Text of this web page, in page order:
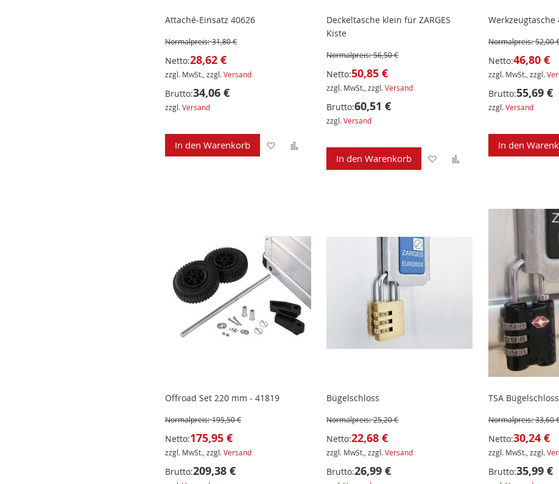
Attaché-Einsatz 40626
Normalpreis: 31,80 €
Netto:28,62 €
zzgl. MwSt., zzgl.Versand
Brutto:34,06 €
zzgl.Versand
In den Warenkorb
Zur
Vergleichsliste
Deckeltasche klein für ZARGES
Kiste
Normalpreis: 56,50 €
Netto:50,85 €
zzgl. MwSt., zzgl.Versand
Brutto:60,51 €
zzgl.Versand
In den Warenkorb
Zur
Werkzeugtasche
Normalpreis: 52,00
Netto:46,80 €
zzgl. MwSt., zzgl.
Brutto:55,69 €
zzgl.Versand
In den
Offroad Set 220 mm - 41819
Normalpreis: 195,50 €
Netto:175,95 €
zzgl. MwSt., zzgl.Versand
Brutto:209,38 €
Bügelschloss
Normalpreis: 25,20 €
Netto:22,68 €
zzgl. MwSt., zzgl.Versand
Brutto:26,99 €
TSA Bügelschloss
Normalpreis: 33,60
Netto:30,24 €
zzgl. MwSt., zzgl.
Brutto:35,99 €